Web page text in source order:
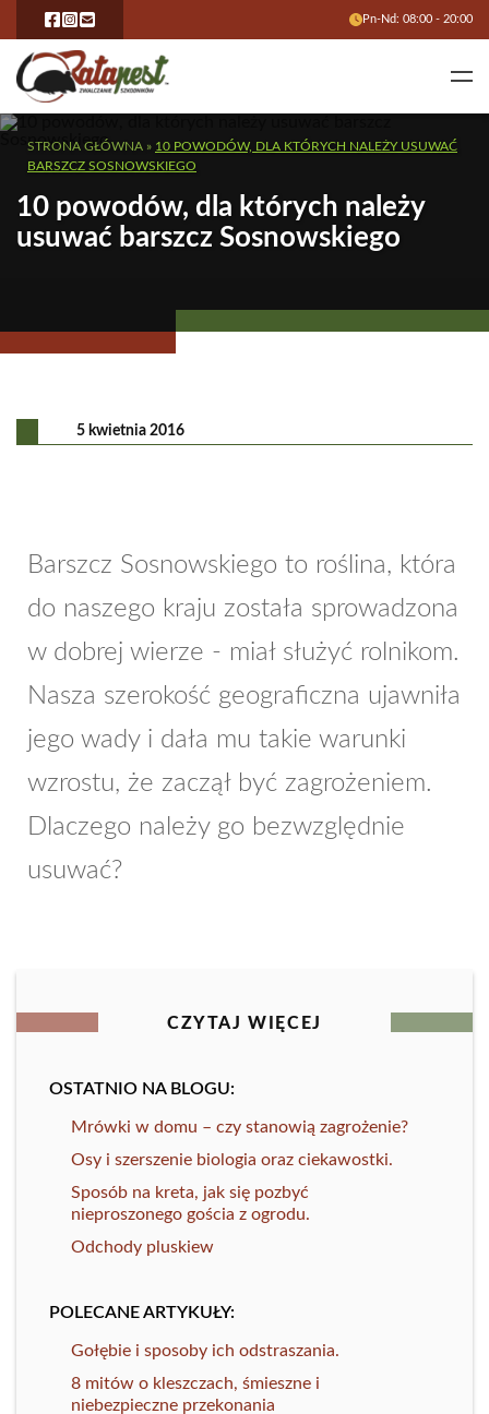
Pn-Nd: 08:00 - 20:00
STRONA GŁÓWNA » 10 POWODÓW, DLA KTÓRYCH NALEŻY USUWAĆ
BARSZCZ SOSNOWSKIEGO
10 powodów, dla których należy
usuwać barszcz Sosnowskiego
5 kwietnia 2016
Barszcz Sosnowskiego to roślina, która
do naszego kraju została sprowadzona
w dobrej wierze - miał służyć rolnikom.
Nasza szerokość geograficzna ujawniła
jego wady i dała mu takie warunki
wzrostu, że zaczął być zagrożeniem.
Dlaczego należy go bezwzględnie
usuwać?
CZYTAJ WIĘCEJ
OSTATNIO NA BLOGU:
Mrówki w domu – czy stanowią zagrożenie?
Osy i szerszenie biologia oraz ciekawostki.
Sposób na kreta, jak się pozbyć
nieproszonego gościa z ogrodu.
Odchody pluskiew
POLECANE ARTYKUŁY:
Gołębie i sposoby ich odstraszania.
8 mitów o kleszczach, śmieszne i
niebezpieczne przekonania